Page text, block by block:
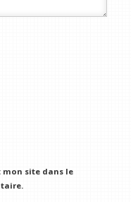
mon site dans le